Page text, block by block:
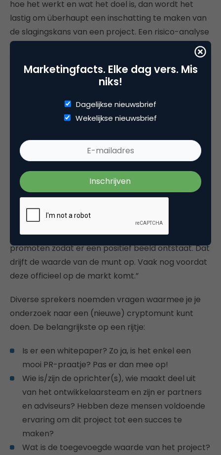
hoe het werkt en wat het doel is, dan wordt het
lastig om überhaupt een inschatting te maken van
de slagingskans van een project. Een risico-analyse
maken is lastig als je de onderliggende technologie
2. Doe je eigen onderzoek
Bezint eer ge begint. Volgens Wisselink is het
verstandig om een aantal basisvragen te
beantwoorden om te achterhalen of een (nieuwe)
cryptomunt überhaupt kans van slagen heeft.
Everts. “Er wordt met opzet nepnieuws verspreid
om de koers te beïnvloeden. Initiatiefnemers van
nieuwe munten zetten steeds vaker invloedrijke
mensen in die ze grof betalen met een x-aantal
tokens om hun project op strategische plekken te
promoten zodat er een positief beeld ontstaat. Dat
drijft de waarde van de munt op. Vaak nog voordat
deze officieel op de markt komt.”
Diverse sprekers noemden vragen waarmee je je
onderzoek naar een (nieuwe) cryptomunt kunt
doen. De belangrijkste op een rijtje:
Is er een whitepaper? Zo ja, is het enkel een
mooi PR-praatje? Pas er dan mee op!
Wie is/zijn de oprichter(s), wie maakt deel uit
van het ontwikkelaarsteam en zijn er partners
en adviseurs? Hebben deze mensen voldoende
ervaring om dit project tot een succes te
maken?
Wat is de toegevoegde waarde van het project?
Marketingfacts. Elke dag vers. Mis
niks!
Dagelijkse nieuwsbrief
Wekelijkse nieuwsbrief